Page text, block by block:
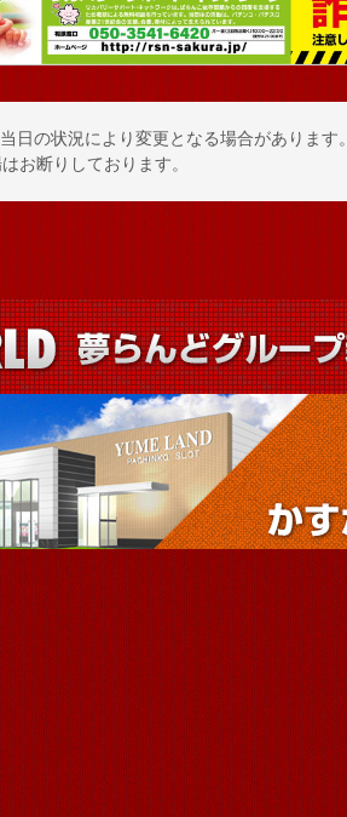
日の状況により変更となる場合があります。
お断りしております。